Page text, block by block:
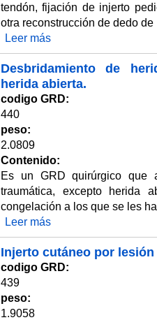
tendón, fijación de injerto
otra reconstrucción de dedo de
Leer más
Desbridamiento de
herida abierta.
codigo GRD:
440
peso:
2.0809
Contenido:
Es un GRD quirúrgico que
traumática, excepto herida
congelación a los que se les
Leer más
Injerto cutáneo por
codigo GRD:
439
peso:
1.9058